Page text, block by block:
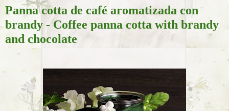
Panna cotta de café aromatizada con
brandy - Coffee panna cotta with brandy
and chocolate